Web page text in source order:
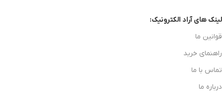
لینک های آراد الکترونیک:
قوانین ما
راهنمای خرید
تماس با ما
درباره ما